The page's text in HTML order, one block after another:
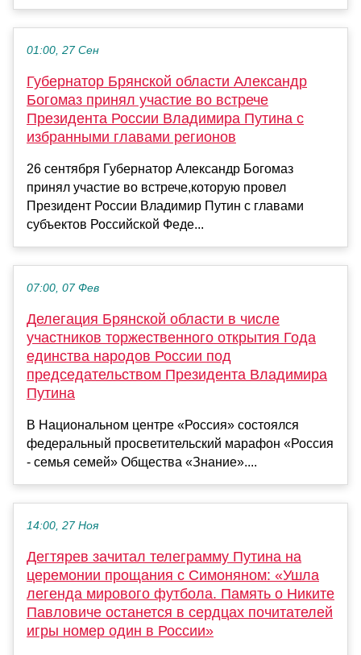
01:00, 27 Сен
Губернатор Брянской области Александр
Богомаз принял участие во встрече
Президента России Владимира Путина с
избранными главами регионов
26 сентября Губернатор Александр Богомаз
принял участие во встрече,которую провел
Президент России Владимир Путин с главами
субъектов Российской Феде...
07:00, 07 Фев
Делегация Брянской области в числе
участников торжественного открытия Года
единства народов России под
председательством Президента Владимира
Путина
В Национальном центре «Россия» состоялся
федеральный просветительский марафон «Россия
- семья семей» Общества «Знание»....
14:00, 27 Ноя
Дегтярев зачитал телеграмму Путина на
церемонии прощания с Симоняном: «Ушла
легенда мирового футбола. Память о Никите
Павловиче останется в сердцах почитателей
игры номер один в России»